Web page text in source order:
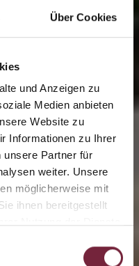
Über Cookies
und Anzeigen zu
Medien anbieten
Website zu
Informationen zu Ihrer
unsere Partner für
weiter. Unsere
möglicherweise mit
ihnen bereitgestellt